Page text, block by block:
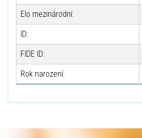
Elo mezinárodní:
ID:
FIDE ID:
Rok narození: